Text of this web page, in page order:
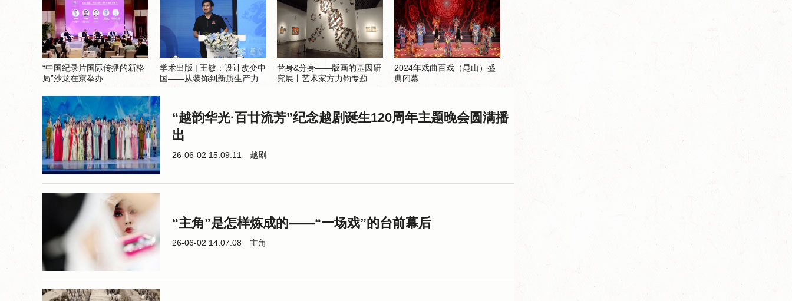
“中国纪录片国际传播的新格
局”沙龙在京举办
学术出版 | 王敏：设计改变中
国——从装饰到新质生产力
替身&分身——版画的基因研
究展丨艺术家方力钧专题
2024年戏曲百戏（昆山）盛
典闭幕
“越韵华光·百廿流芳”纪念越剧诞生120周年主题晚会圆满播
出
26-06-02 15:09:11 越剧
“主角”是怎样炼成的——“一场戏”的台前幕后
26-06-02 14:07:08 主角